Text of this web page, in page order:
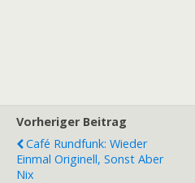
Vorheriger Beitrag
Café Rundfunk: Wieder
Einmal Originell, Sonst Aber
Nix